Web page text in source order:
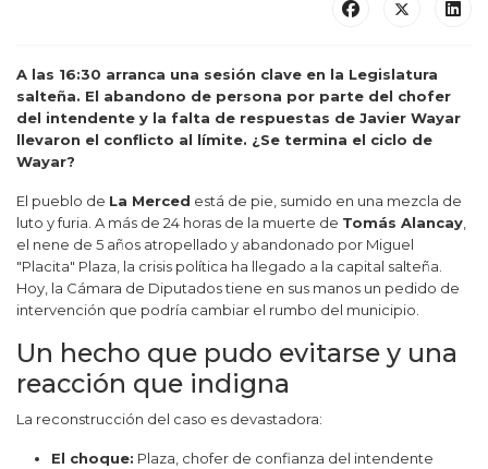
A las 16:30 arranca una sesión clave en la Legislatura
salteña. El abandono de persona por parte del chofer
del intendente y la falta de respuestas de Javier Wayar
llevaron el conflicto al límite. ¿Se termina el ciclo de
Wayar?
El pueblo de La Merced está de pie, sumido en una mezcla de
luto y furia. A más de 24 horas de la muerte de Tomás Alancay
el nene de 5 años atropellado y abandonado por Miguel
"Placita" Plaza, la crisis política ha llegado a la capital salteña.
Hoy, la Cámara de Diputados tiene en sus manos un pedido de
intervención que podría cambiar el rumbo del municipio.
Un hecho que pudo evitarse y una
reacción que indigna
La reconstrucción del caso es devastadora:
El choque: Plaza, chofer de confianza del intendente